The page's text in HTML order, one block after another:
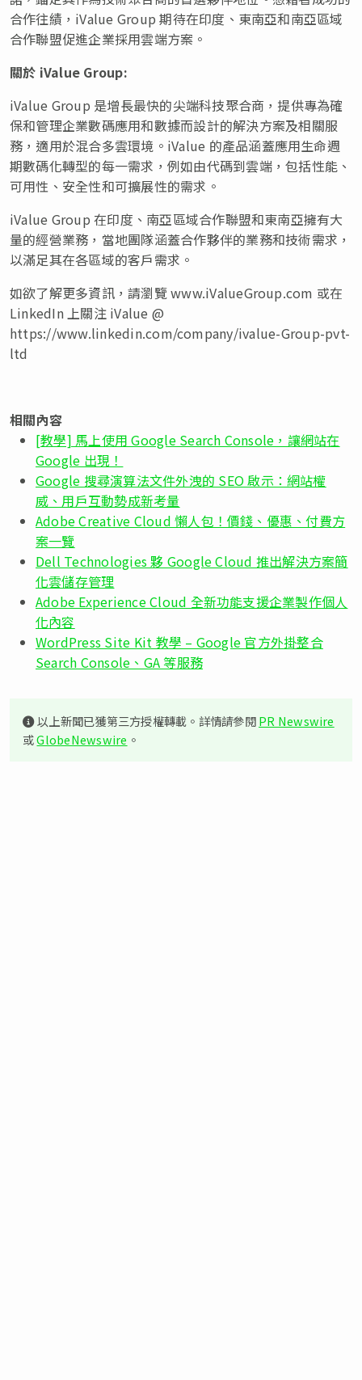
合作往績，iValue Group 期待在印度、東南亞和南亞區域
合作聯盟促進企業採用雲端方案。
關於 iValue Group:
iValue Group 是增長最快的尖端科技聚合商，提供專為確
保和管理企業數碼應用和數據而設計的解決方案及相關服
務，適用於混合多雲環境。iValue 的產品涵蓋應用生命週
期數碼化轉型的每一需求，例如由代碼到雲端，包括性能、
可用性、安全性和可擴展性的需求。
iValue Group 在印度、南亞區域合作聯盟和東南亞擁有大
量的經營業務，當地團隊涵蓋合作夥伴的業務和技術需求，
以滿足其在各區域的客戶需求。
如欲了解更多資訊，請瀏覽 www.iValueGroup.com 或在
LinkedIn 上關注 iValue @
https://www.linkedin.com/company/ivalue-Group-pvt-
ltd
相關內容
[教學] 馬上使用 Google Search Console，讓網站在
Google 出現！
Google 搜尋演算法文件外洩的 SEO 啟示：網站權
威、用戶互動勢成新考量
Adobe Creative Cloud 懶人包！價錢、優惠、付費方
案一覽
Dell Technologies 夥 Google Cloud 推出解決方案簡
化雲儲存管理
Adobe Experience Cloud 全新功能支援企業製作個人
化內容
WordPress Site Kit 教學 – Google 官方外掛整合
Search Console、GA 等服務
以上新聞已獲第三方授權轉載。詳情請參閱PR Newswire
或GlobeNewswire 。